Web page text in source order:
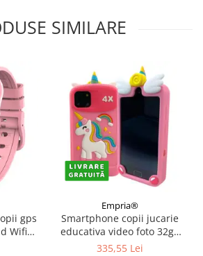
SIMILARE
gps
Wifi
Empria®
Smartphone copii jucarie
educativa video foto 32gb
TF card rezolutie 480*800
335,55 Lei